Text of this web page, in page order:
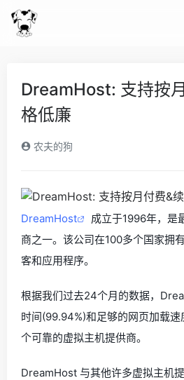
DreamHost: 支持按
格低廉
农夫的狗
DreamHost
成立于1996年，是
商之一。该公司在100多个国家拥
客和应用程序。
根据我们过去24个月的数据，
时间(99.94%)和足够的网页加载
个可靠的虚拟主机提供商。
DreamHost 与其他许多虚拟主机